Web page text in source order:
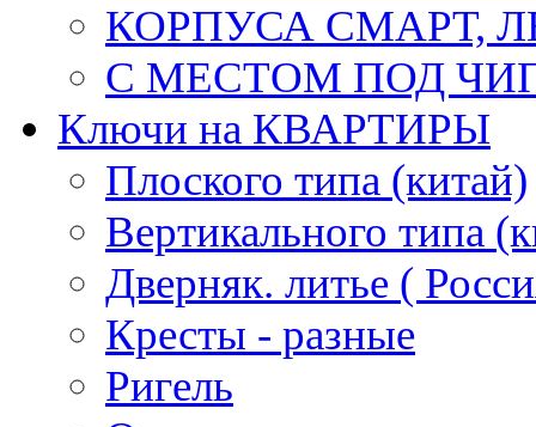
КОРПУСА СМАРТ,
С МЕСТОМ ПОД
Ключи на КВАРТИРЫ
Плоского типа (китай)
Вертикального типа
Дверняк. литье (
Кресты - разные
Ригель